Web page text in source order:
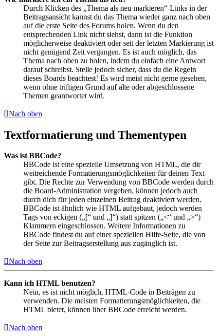
Durch Klicken des „Thema als neu markieren“-Links in der
Beitragsansicht kannst du das Thema wieder ganz nach oben
auf die erste Seite des Forums holen. Wenn du den
entsprechenden Link nicht siehst, dann ist die Funktion
möglicherweise deaktiviert oder seit der letzten Markierung ist
nicht genügend Zeit vergangen. Es ist auch möglich, das
Thema nach oben zu holen, indem du einfach eine Antwort
darauf schreibst. Stelle jedoch sicher, dass du die Regeln
dieses Boards beachtest! Es wird meist nicht gerne gesehen,
wenn ohne triftigen Grund auf alte oder abgeschlossene
Themen geantwortet wird.
Nach oben
Textformatierung und Thementypen
Was ist BBCode?
BBCode ist eine spezielle Umsetzung von HTML, die dir
weitreichende Formatierungsmöglichkeiten für deinen Text
gibt. Die Rechte zur Verwendung von BBCode werden durch
die Board-Administration vergeben, können jedoch auch
durch dich für jeden einzelnen Beitrag deaktiviert werden.
BBCode ist ähnlich wie HTML aufgebaut, jedoch werden
Tags von eckigen („[“ und „]“) statt spitzen („<“ und „>“)
Klammern eingeschlossen. Weitere Informationen zu
BBCode findest du auf einer speziellen Hilfe-Seite, die von
der Seite zur Beitragserstellung aus zugänglich ist.
Nach oben
Kann ich HTML benutzen?
Nein, es ist nicht möglich, HTML-Code in Beiträgen zu
verwenden. Die meisten Formatierungsmöglichkeiten, die
HTML bietet, können über BBCode erreicht werden.
Nach oben